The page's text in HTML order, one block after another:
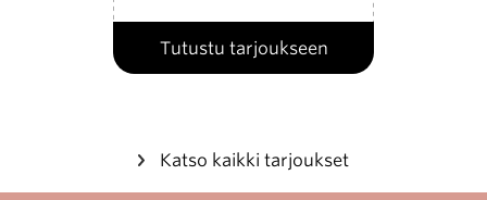
Tutustu tarjoukseen
Katso kaikki tarjoukset